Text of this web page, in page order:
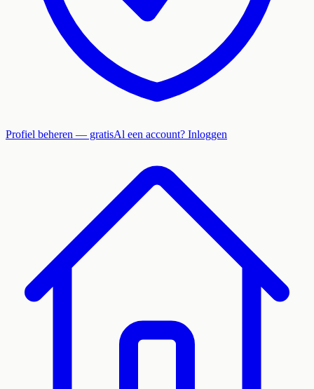
Profiel beheren — gratisAl een account? Inloggen